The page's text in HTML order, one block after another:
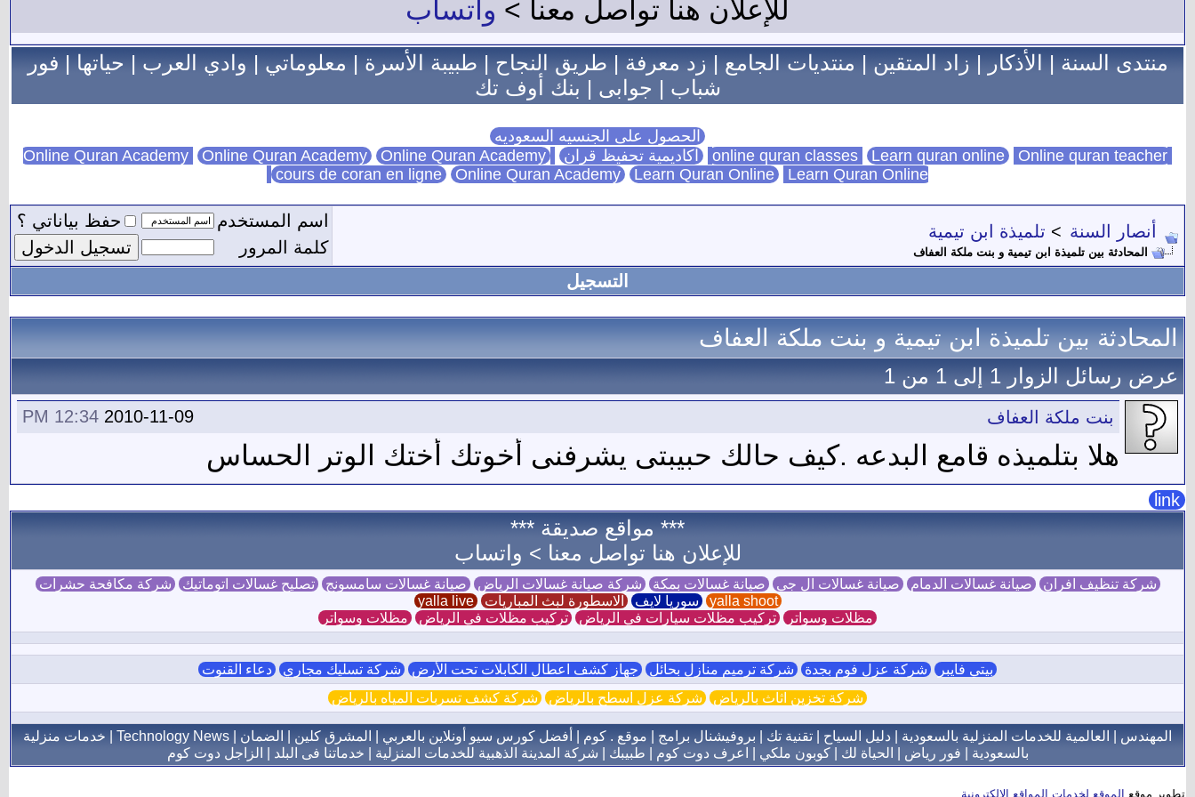
للإعلان هنا تواصل معنا > واتساب
منتدى السنة|الأذكار|زاد المتقين|منتديات الجامع|زد معرفة|طريق النجاح|طبيبة الأسرة|معلوماتي|وادي العرب|حياتها|فور
شباب | جوابى | بنك أوف تك
الحصول على الجنسيه السعوديه
Learn quran online Online quran teacher اكاديمية تحفيظ قران Online Quran Academy Online Quran Academy
cours de coran en ligne Online Quran Academy Learn Quran Online Learn Quran Online
أنصار السنة > تلميذة ابن تيمية
المحادثة بين تلميذة ابن تيمية و بنت ملكة العفاف
اسم المستخدم
حفظ بياناتي ؟
كلمة المرور
التسجيل
المحادثة بين تلميذة ابن تيمية و بنت ملكة العفاف
عرض رسائل الزوار 1 إلى 1من1
2010-11-09
12:34 PM بنت ملكة العفاف
هلا بتلميذه قامع البدعه .كيف حالك حبيبتى يشرفنى أخوتك أختك الوتر الحساس
link
*** مواقع صديقة ***
للإعلان هنا تواصل معنا > واتساب
شركة تنظيف افران صيانة غسالات الدمام صيانة غسالات ال جي صيانة غسالات بمكة شركة صيانة غسالات الرياض صيانة غسالات سامسونج تصليح غسالات اتوماتيك شركة مكافحة حشرات
yalla shoot
سوريا لايف الاسطورة لبث المباريات yalla live
مظلات وسواتر تركيب مظلات سيارات في الرياض تركيب مظلات في الرياض مظلات وسواتر
بيتي فايبر شركة عزل فوم بجدة شركة ترميم منازل بحائل جهاز كشف اعطال الكابلات تحت الأرض شركة تسليك مجاري دعاء القنوت
شركة تخزين اثاث بالرياض شركة عزل اسطح بالرياض شركة كشف تسربات المياه بالرياض
المهندس العالمية للخدمات المنزلية بالسعودية دليل السياح تقنية تك بروفيشنال برامج موقع . كوم أفضل كورس سيو أونلاين بالعربي المشرق كلين الضمان Technology News
خدمات منزلية
بالسعودية
فور رياض الحياة لك |كوبون ملكي اعرف دوت كوم طبيبك شركة المدينة الذهبية للخدمات المنزلية خدماتنا فى البلد الزاجل دوت كوم
تطوير موقع الموقع لخدمات المواقع الإلكترونية